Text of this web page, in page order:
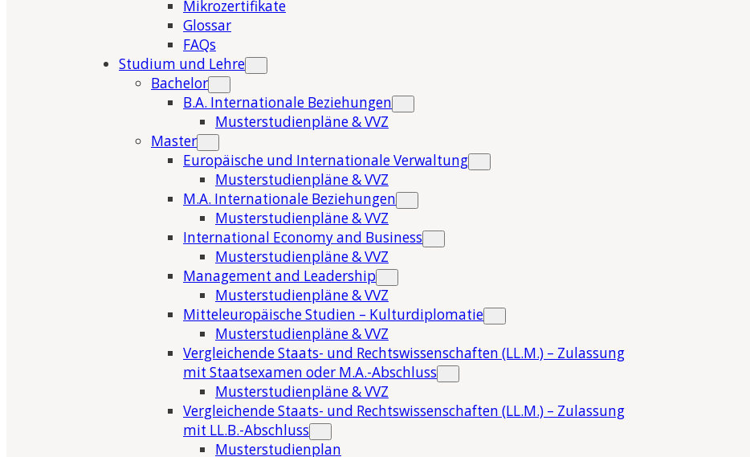
Mikrozertifikate
Glossar
FAQs
Studium und Lehre
Bachelor
B.A. Internationale Beziehungen
Musterstudienpläne & VVZ
Master
Europäische und Internationale Verwaltung
Musterstudienpläne & VVZ
M.A. Internationale Beziehungen
Musterstudienpläne & VVZ
International Economy and Business
Musterstudienpläne & VVZ
Management and Leadership
Musterstudienpläne & VVZ
Mitteleuropäische Studien – Kulturdiplomatie
Musterstudienpläne & VVZ
Vergleichende Staats- und Rechtswissenschaften (LL.M.) – Zulassung
mit Staatsexamen oder M.A.-Abschluss
Musterstudienpläne & VVZ
Vergleichende Staats- und Rechtswissenschaften (LL.M.) – Zulassung
mit LL.B.-Abschluss
Musterstudienplan